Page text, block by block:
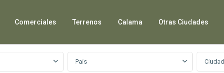
Comerciales Terrenos Calama Otras Ciudades
País Ciudad